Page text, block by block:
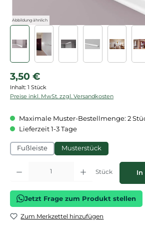
Abbildung ähnlich
Regulärer Preis:
3,50 €
Inhalt: 1 Stück
Preise inkl. MwSt. zzgl. Versandkosten
Maximale Muster-Bestellmenge: 2
Lieferzeit 1-3 Tage
Fußleiste Musterstück
Produkt Anzahl: Gib den gewünschten Wert ein
Stück In
Jetzt Frage zum Produkt stellen
Zum Merkzettel hinzufügen